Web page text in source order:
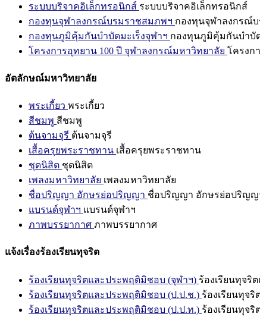
ระบบบริจาคอิเล็กทรอนิกส์ ระบบบริจาคอิเล็กทรอนิกส์
กองทุนจุฬาลงกรณ์บรมราชสมภพฯ กองทุนจุฬาลงกรณ์
กองทุนภูมิคุ้มกันบำบัดมะเร็งจุฬาฯ กองทุนภูมิคุ้มกันบำบัด
โครงการอุทยาน 100 ปี จุฬาลงกรณ์มหาวิทยาลัย โครงก
อัตลักษณ์มหาวิทยาลัย
พระเกี้ยว พระเกี้ยว
สีชมพู สีชมพู
ต้นจามจุรี ต้นจามจุรี
เสื้อครุยพระราชทาน เสื้อครุยพระราชทาน
ชุดนิสิต ชุดนิสิต
เพลงมหาวิทยาลัย เพลงมหาวิทยาลัย
ชื่อปริญญา อักษรย่อปริญญา ชื่อปริญญา อักษรย่อปริญญ
แบรนด์จุฬาฯ แบรนด์จุฬาฯ
ภาพบรรยากาศ ภาพบรรยากาศ
แจ้งเรื่องร้องเรียนทุจริต
ร้องเรียนทุจริตและประพฤติมิชอบ (จุฬาฯ) ร้องเรียนทุจริ
ร้องเรียนทุจริตและประพฤติมิชอบ (ป.ป.ช.) ร้องเรียนทุจ
ร้องเรียนทุจริตและประพฤติมิชอบ (ป.ป.ท.) ร้องเรียนทุจ